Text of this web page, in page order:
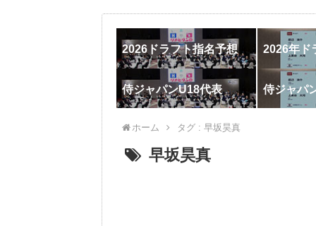
2026ドラフト指名予想 2026年ド
侍ジャパンU18代表 侍ジャパ
ホーム タグ : 早坂昊真
早坂昊真